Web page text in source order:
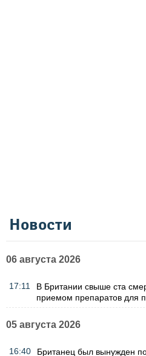
Новости
06 августа 2026
17:11
В Британии свыше ста
приемом препаратов для
05 августа 2026
16:40 Британец был вынужден